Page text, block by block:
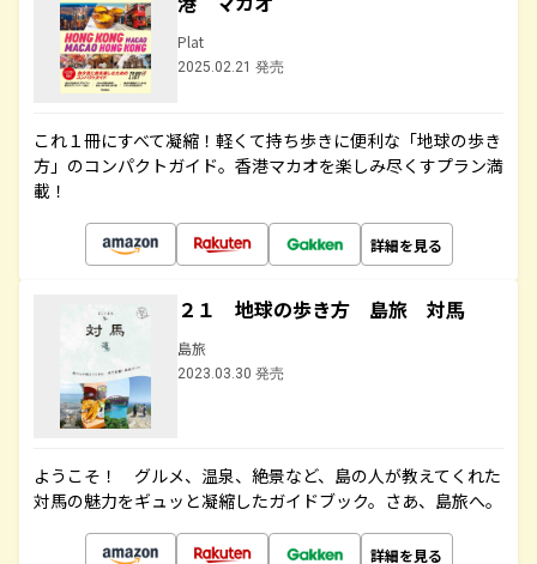
Plat
2025.02.21 発売
これ１冊にすべて凝縮！軽くて持ち歩きに便利な「地球の歩き
方」のコンパクトガイド。香港マカオを楽しみ尽くすプラン満
載！
詳細を見る
２１ 地球の歩き方 島旅 対馬
島旅
2023.03.30 発売
ようこそ！ グルメ、温泉、絶景など、島の人が教えてくれた
対馬の魅力をギュッと凝縮したガイドブック。さあ、島旅へ。
詳細を見る